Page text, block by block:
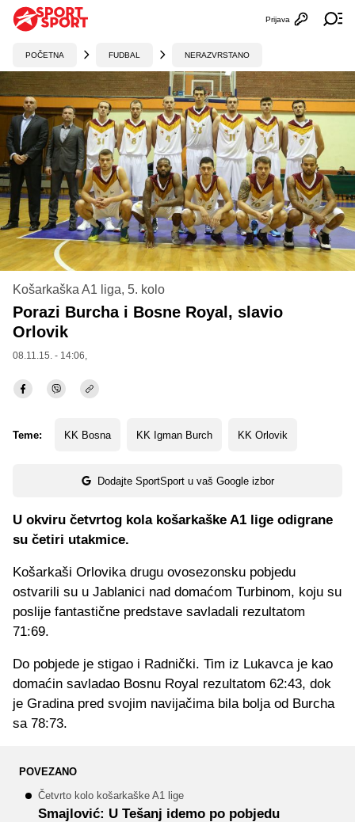
Otvori
Prijava
POČETNA FUDBAL NERAZVRSTANO
Košarkaška A1 liga, 5. kolo
Porazi Burcha i Bosne Royal, slavio
Orlovik
08.11.15. - 14:06,
Teme: KK Bosna KK Igman Burch KK Orlovik
Dodajte SportSport u vaš Google izbor
U okviru četvrtog kola košarkaške A1 lige odigrane
su četiri utakmice.
Košarkaši Orlovika drugu ovosezonsku pobjedu
ostvarili su u Jablanici nad domaćom Turbinom, koju su
poslije fantastične predstave savladali rezultatom
71:69.
Do pobjede je stigao i Radnički. Tim iz Lukavca je kao
domaćin savladao Bosnu Royal rezultatom 62:43, dok
je Gradina pred svojim navijačima bila bolja od Burcha
sa 78:73.
POVEZANO
Četvrto kolo košarkaške A1 lige
Smajlović: U Tešanj idemo po pobjedu